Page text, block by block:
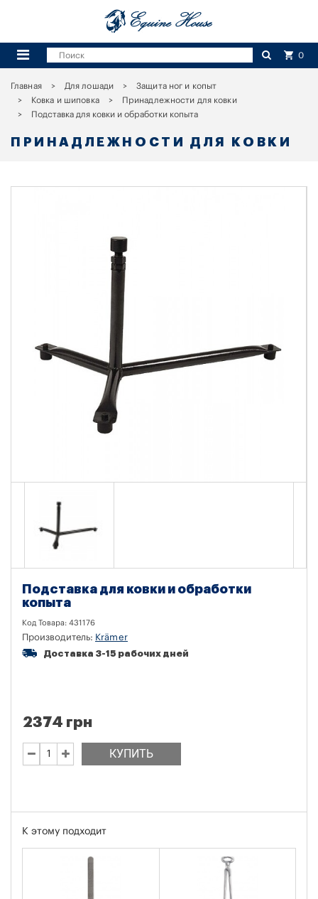
0
Главная Для лошади
Защита ног и копыт
Ковка и шиповка
Принадлежности для ковки
Подставка для ковки и обработки копыта
ПРИНАДЛЕЖНОСТИ ДЛЯ КОВКИ
Подставка для ковки и обработки
копыта
Код Товара: 431176
Производитель: Krämer
Доставка 3-15 рабочих дней
КУПИТЬ
2374 грн
К этому подходит